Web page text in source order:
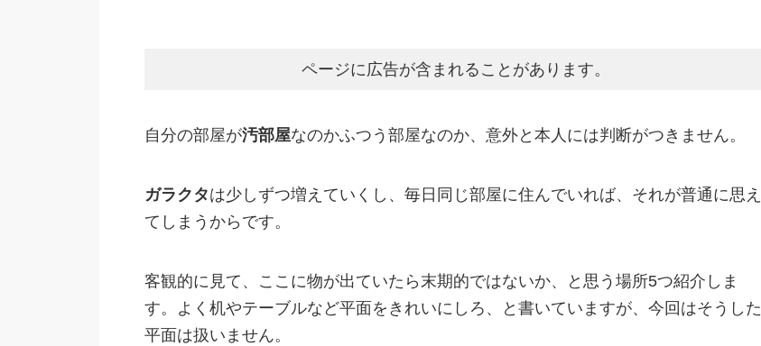
ページに広告が含まれることがあります。
自分の部屋が汚部屋なのかふつう部屋なのか、意外と本人には判断がつきません。
ガラクタは少しずつ増えていくし、毎日同じ部屋に住んでいれば、それが普通に思え
てしまうからです。
客観的に見て、ここに物が出ていたら末期的ではないか、と思う場所5つ紹介しま
す。よく机やテーブルなど平面をきれいにしろ、と書いていますが、今回はそうした
平面は扱いません。